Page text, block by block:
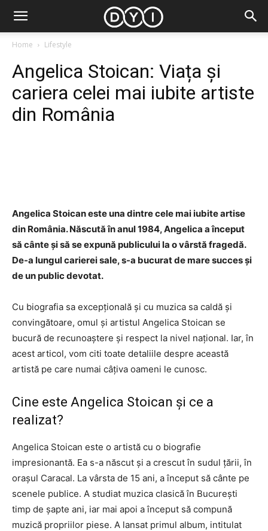
Home Lifestyle
Angelica Stoican: Viața și
cariera celei mai iubite artiste
din România
Angelica Stoican este una dintre cele mai iubite artise
din România. Născută în anul 1984, Angelica a început
să cânte și să se expună publicului la o vârstă fragedă.
De-a lungul carierei sale, s-a bucurat de mare succes și
de un public devotat.
Cu biografia sa excepțională și cu muzica sa caldă și
convingătoare, omul și artistul Angelica Stoican se
bucură de recunoaștere și respect la nivel național. Iar, în
acest articol, vom citi toate detaliile despre această
artistă pe care numai câțiva oameni le cunosc.
Cine este Angelica Stoican și ce a
realizat?
Angelica Stoican este o artistă cu o biografie
impresionantă. Ea s-a născut și a crescut în sudul țării, în
orașul Caracal. La vârsta de 15 ani, a început să cânte pe
scenele publice. A studiat muzica clasică în București
timp de șapte ani, iar mai apoi a început să compună
muzică propriilor piese. A lansat primul album, intitulat